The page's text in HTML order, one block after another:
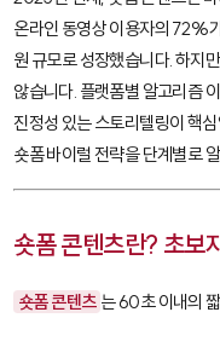
온라인 동영상 이용자의 72%
원 규모로 성장했습니다. 하지
않습니다. 플랫폼별 알고리즘
진정성 있는 스토리텔링이 핵
숏폼 바이럴 전략을 단계별로
숏폼 콘텐츠란? 초보
숏폼 콘텐츠 는 60초 이내의